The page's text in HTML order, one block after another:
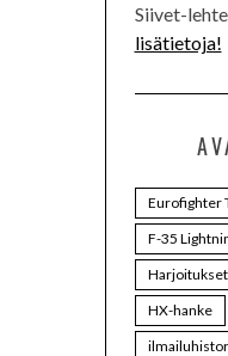
Siivet-
lisätietoja!
Eurofighter
F-35
Harjoitukset
HX-hanke